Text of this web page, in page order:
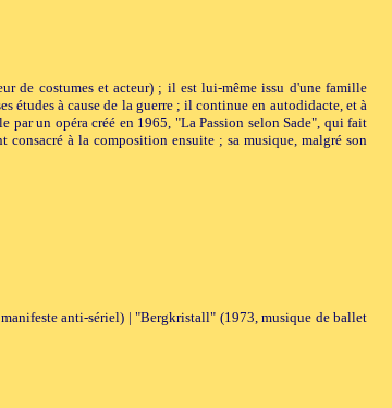
de costumes et acteur) ; il est lui-même issu d'une famille
études à cause de la guerre ; il continue en autodidacte, et à
par un opéra créé en 1965, "La Passion selon Sade", qui fait
consacré à la composition ensuite ; sa musique, malgré son
anti-sériel) | "Bergkristall" (1973, musique de ballet